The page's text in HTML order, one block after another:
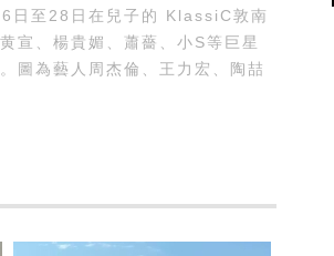
日至28日在兒子的 KlassiC敦南
宣、楊貴媚、蕭薔、小S等巨星
圖為藝人周杰倫、王力宏、陶喆